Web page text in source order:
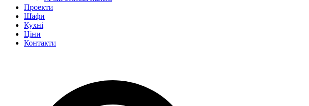
Проекти
Шафи
Кухні
Ціни
Контакти